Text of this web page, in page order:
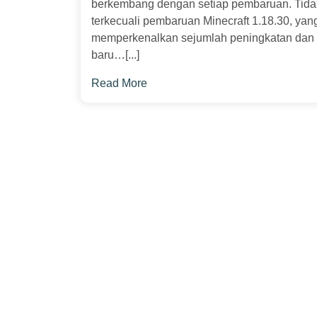
berkembang dengan setiap pembaruan.
terkecuali pembaruan Minecraft 1.18.30,
memperkenalkan sejumlah peningkatan dan
baru…[...]
Read More